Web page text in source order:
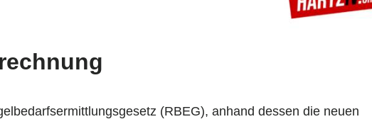
(RBEG), anhand dessen die neuen